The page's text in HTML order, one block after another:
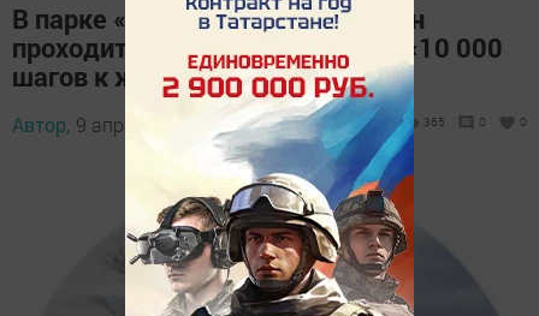
В парке «Соенеч» Камских Полян
проходит Всероссийская акция «10 000
шагов к жизни»
Автор, 9 апреля 2026 - 14:35 365 0 0